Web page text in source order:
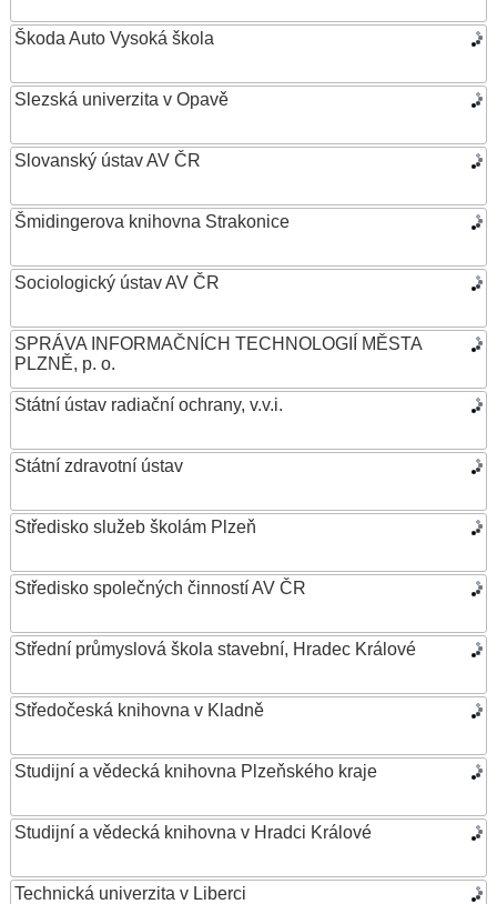
Škoda Auto Vysoká škola
Slezská univerzita v Opavě
Slovanský ústav AV ČR
Šmidingerova knihovna Strakonice
Sociologický ústav AV ČR
SPRÁVA INFORMAČNÍCH TECHNOLOGIÍ MĚSTA
PLZNĚ, p. o.
Státní ústav radiační ochrany, v.v.i.
Státní zdravotní ústav
Středisko služeb školám Plzeň
Středisko společných činností AV ČR
Střední průmyslová škola stavební, Hradec Králové
Středočeská knihovna v Kladně
Studijní a vědecká knihovna Plzeňského kraje
Studijní a vědecká knihovna v Hradci Králové
Technická univerzita v Liberci